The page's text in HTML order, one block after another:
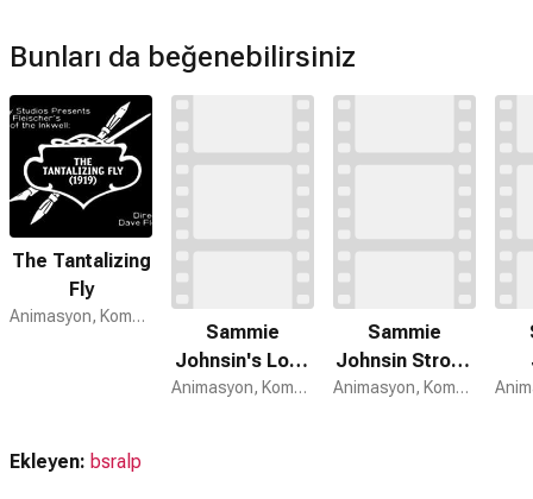
Bunları da beğenebilirsiniz
The Tantalizing
Fly
Animasyon, Komedi
Sammie
Johnsin's Love
Affair
Animasyon, Komedi, Kısa Film
Sammie
Johnsin Strong
Man
Animasyon, Komedi, Kısa Film
Ekleyen: bsralp